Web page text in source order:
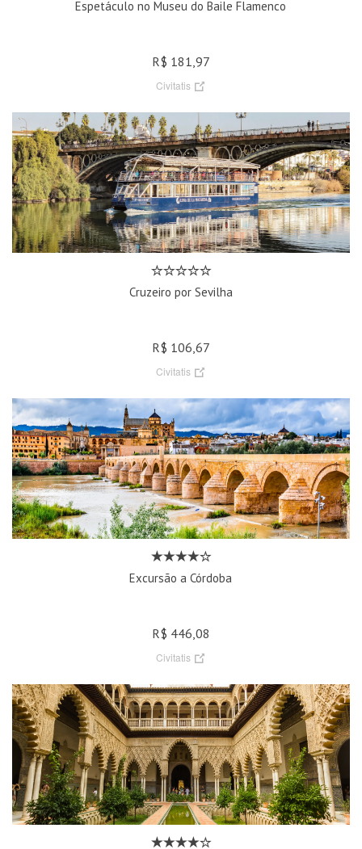
Espetáculo no Museu do Baile Flamenco
R$ 181,97
Civitatis
Cruzeiro por Sevilha
R$ 106,67
Civitatis
Excursão a Córdoba
R$ 446,08
Civitatis